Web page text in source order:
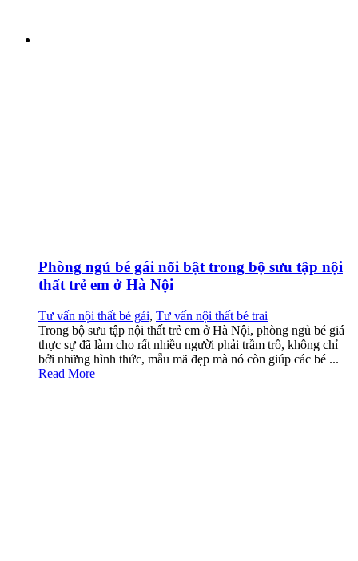
Phòng ngủ bé gái nổi bật trong bộ sưu tập nội
thất trẻ em ở Hà Nội
Tư vấn nội thất bé gái, Tư vấn nội thất bé trai
Trong bộ sưu tập nội thất trẻ em ở Hà Nội, phòng ngủ bé giá
thực sự đã làm cho rất nhiều người phải trầm trồ, không chỉ
bởi những hình thức, mẫu mã đẹp mà nó còn giúp các bé ...
Read More